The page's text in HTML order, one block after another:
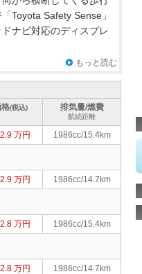
Toyota Safety Sense」
ナビ対応のディスプレ
もっと読む
(税込) 排気量/燃費
航続距離
万円
1986cc/15.4km
万円
1986cc/14.7km
万円
1986cc/15.4km
万円
1986cc/14.7km